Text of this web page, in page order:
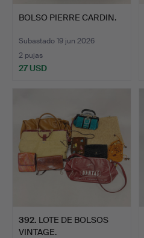
BOLSO PIERRE CARDIN.
Subastado 19 jun 2026
2 pujas
27 USD
392. LOTE DE BOLSOS
VINTAGE.